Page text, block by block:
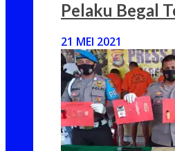
Pelaku Begal
21 MEI 2021